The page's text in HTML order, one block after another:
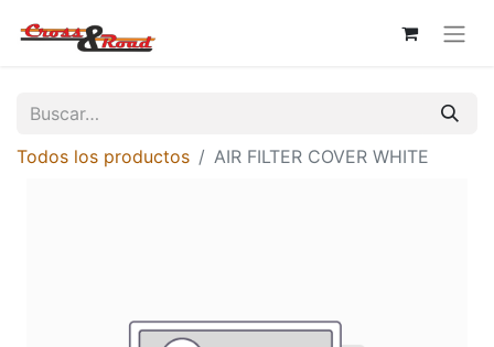
Todos los productos AIR FILTER COVER WHITE